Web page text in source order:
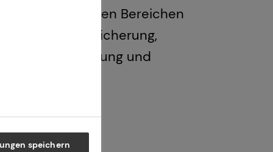
tecis in vielen Bereichen
und
vorstellen
speichern